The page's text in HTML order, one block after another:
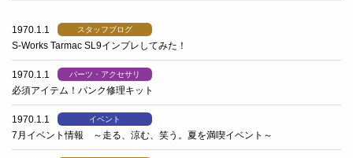
1970.1.1 スタッフブログ
S-Works Tarmac SL9インプレしてみた！
1970.1.1 パーツ・アクセサリ
必須アイテム！パンク修理キット
1970.1.1 イベント
7月イベント情報 ～走る、涼む、笑う。夏を満喫イベント～